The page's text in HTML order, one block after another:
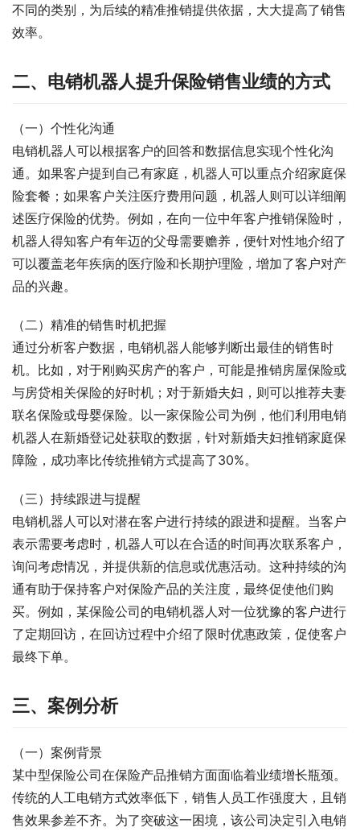
不同的类别，为后续的精准推销提供依据，大大提高了销售
效率。
二、电销机器人提升保险销售业绩的方式
（一）个性化沟通
电销机器人可以根据客户的回答和数据信息实现个性化沟
通。如果客户提到自己有家庭，机器人可以重点介绍家庭保
险套餐；如果客户关注医疗费用问题，机器人则可以详细阐
述医疗保险的优势。例如，在向一位中年客户推销保险时，
机器人得知客户有年迈的父母需要赡养，便针对性地介绍了
可以覆盖老年疾病的医疗险和长期护理险，增加了客户对产
品的兴趣。
（二）精准的销售时机把握
通过分析客户数据，电销机器人能够判断出最佳的销售时
机。比如，对于刚购买房产的客户，可能是推销房屋保险或
与房贷相关保险的好时机；对于新婚夫妇，则可以推荐夫妻
联名保险或母婴保险。以一家保险公司为例，他们利用电销
机器人在新婚登记处获取的数据，针对新婚夫妇推销家庭保
障险，成功率比传统推销方式提高了30%。
（三）持续跟进与提醒
电销机器人可以对潜在客户进行持续的跟进和提醒。当客户
表示需要考虑时，机器人可以在合适的时间再次联系客户，
询问考虑情况，并提供新的信息或优惠活动。这种持续的沟
通有助于保持客户对保险产品的关注度，最终促使他们购
买。例如，某保险公司的电销机器人对一位犹豫的客户进行
了定期回访，在回访过程中介绍了限时优惠政策，促使客户
最终下单。
三、案例分析
（一）案例背景
某中型保险公司在保险产品推销方面面临着业绩增长瓶颈。
传统的人工电销方式效率低下，销售人员工作强度大，且销
售效果参差不齐。为了突破这一困境，该公司决定引入电销